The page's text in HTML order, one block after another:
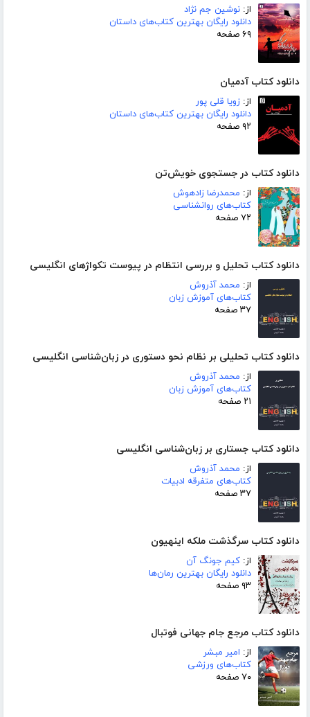
از: نوشین جم نژاد
دانلود رایگان بهترین کتاب‌های داستان
۶۹ صفحه
دانلود کتاب آدمیان
از: زویا قلی پور
دانلود رایگان بهترین کتاب‌های داستان
۹۲ صفحه
دانلود کتاب در جستجوی خویش‌تن
از: محمدرضا زادهوش
کتاب‌های روانشناسی
۷۲ صفحه
دانلود کتاب تحلیل و بررسی انتظام در پیوست تکواژهای انگلیسی
از: محمد آذروش
کتاب‌های آموزش زبان
۳۷ صفحه
دانلود کتاب تحلیلی بر نظام نحو دستوری در زبان‌شناسی انگلیسی
از: محمد آذروش
کتاب‌های آموزش زبان
۲۱ صفحه
دانلود کتاب جستاری بر زبان‌شناسی انگلیسی
از: محمد آذروش
کتاب‌های متفرقه ادبیات
۳۷ صفحه
دانلود کتاب سرگذشت ملکه اینهیون
از: کیم جونگ آن
دانلود رایگان بهترین رمان‌ها
۹۳ صفحه
دانلود کتاب مرجع جام جهانی فوتبال
از: امیر مبشر
کتاب‌های ورزشی
۷۰ صفحه